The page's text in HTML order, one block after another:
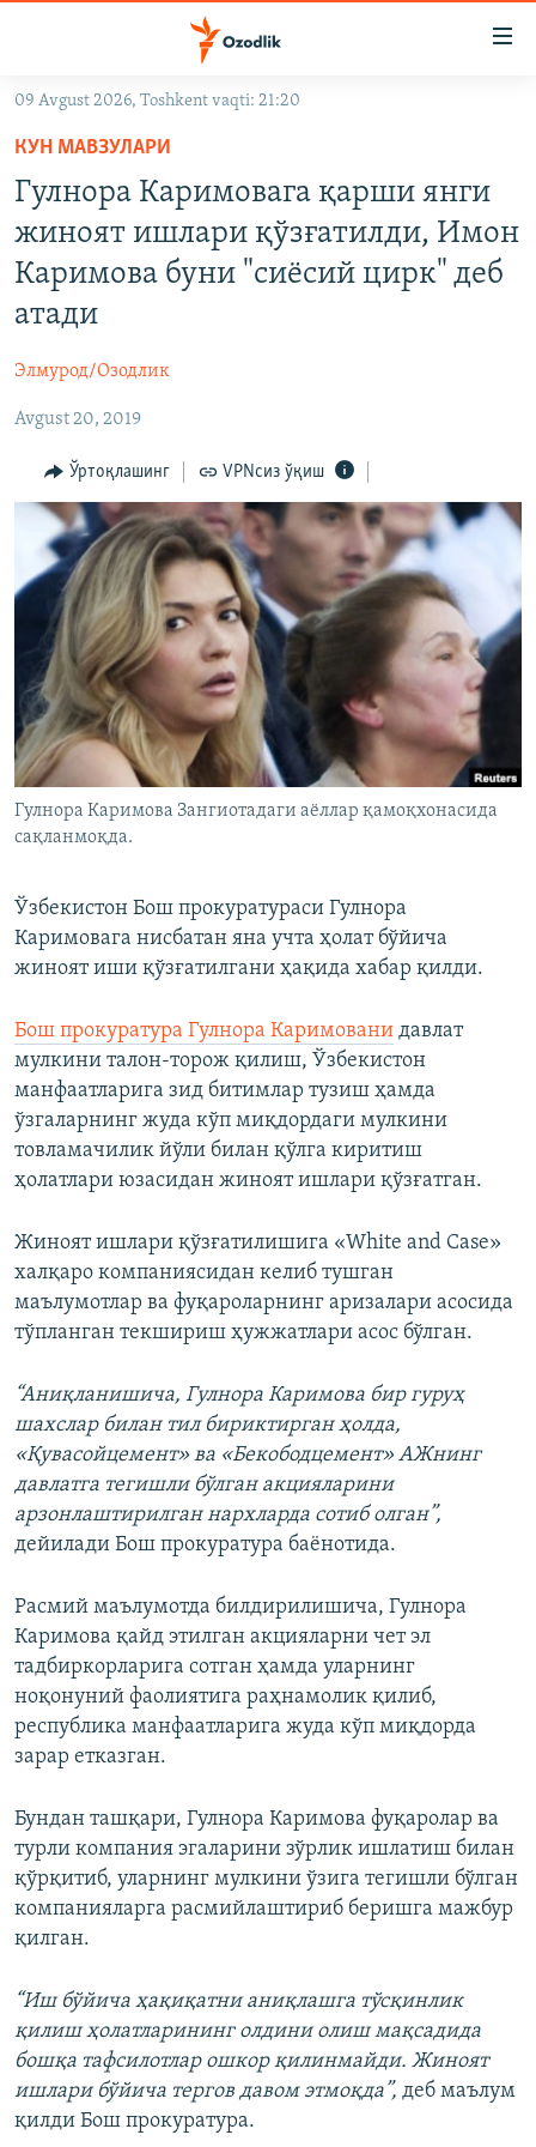
Асосий
навигацияга
ўтинг
Қидиришга
ўтинг
OZODARXIV
На русском
Озодлик бошқа тилларда
09 Avgust 2026, Toshkent vaqti: 21:20
КУН МАВЗУЛАРИ
Гулнора Каримовага қарши янги
жиноят ишлари қўзғатилди, Имон
Каримова буни "сиёсий цирк" деб
атади
Элмурод/Озодлик
Avgust 20, 2019
Ўртоқлашинг VPNсиз ўқиш
Гулнора Каримова Зангиотадаги аёллар қамоқхонасида
сақланмоқда.
Ўзбекистон Бош прокуратураси Гулнора
Каримовага нисбатан яна учта ҳолат бўйича
жиноят иши қўзғатилгани ҳақида хабар қилди.
Бош прокуратура Гулнора Каримовани давлат
мулкини талон-торож қилиш, Ўзбекистон
манфаатларига зид битимлар тузиш ҳамда
ўзгаларнинг жуда кўп миқдордаги мулкини
товламачилик йўли билан қўлга киритиш
ҳолатлари юзасидан жиноят ишлари қўзғатган.
Жиноят ишлари қўзғатилишига «White and Case»
халқаро компаниясидан келиб тушган
маълумотлар ва фуқароларнинг аризалари асосида
тўпланган текшириш ҳужжатлари асос бўлган.
“Аниқланишича, Гулнора Каримова бир гуруҳ
шахслар билан тил бириктирган ҳолда,
«Қувасойцемент» ва «Бекободцемент» АЖнинг
давлатга тегишли бўлган акцияларини
арзонлаштирилган нархларда сотиб олган”,
дейилади Бош прокуратура баёнотида.
Расмий маълумотда билдирилишича, Гулнора
Каримова қайд этилган акцияларни чет эл
тадбиркорларига сотган ҳамда уларнинг
ноқонуний фаолиятига раҳнамолик қилиб,
республика манфаатларига жуда кўп миқдорда
зарар етказган.
Бундан ташқари, Гулнора Каримова фуқаролар ва
турли компания эгаларини зўрлик ишлатиш билан
қўрқитиб, уларнинг мулкини ўзига тегишли бўлган
компанияларга расмийлаштириб беришга мажбур
қилган.
“Иш бўйича ҳақиқатни аниқлашга тўсқинлик
қилиш ҳолатларининг олдини олиш мақсадида
бошқа тафсилотлар ошкор қилинмайди. Жиноят
ишлари бўйича тергов давом этмоқда”, деб маълум
қилди Бош прокуратура.